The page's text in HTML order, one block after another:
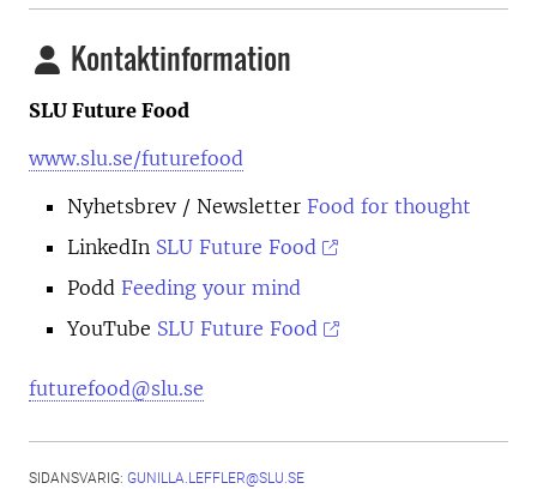
Kontaktinformation
SLU Future Food
www.slu.se/futurefood
Nyhetsbrev / Newsletter Food for thought
LinkedIn SLU Future Food
Podd Feeding your mind
YouTube SLU Future Food
futurefood@slu.se
SIDANSVARIG: GUNILLA.LEFFLER@SLU.SE